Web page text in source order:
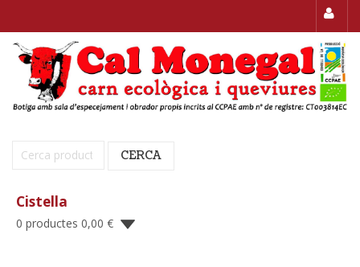
Cerca: CERCA
Cistella
0 productes 0,00 €